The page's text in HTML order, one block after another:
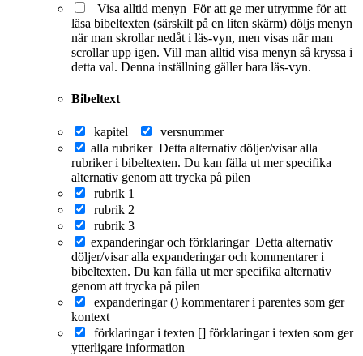
Visa alltid menyn För att ge mer utrymme för att
läsa bibeltexten (särskilt på en liten skärm) döljs menyn
när man skrollar nedåt i läs-vyn, men visas när man
scrollar upp igen. Vill man alltid visa menyn så kryssa i
detta val. Denna inställning gäller bara läs-vyn.
Bibeltext
kapitel
versnummer
alla rubriker Detta alternativ döljer/visar alla
rubriker i bibeltexten. Du kan fälla ut mer specifika
alternativ genom att trycka på pilen
rubrik 1
rubrik 2
rubrik 3
expanderingar och förklaringar Detta alternativ
döljer/visar alla expanderingar och kommentarer i
bibeltexten. Du kan fälla ut mer specifika alternativ
genom att trycka på pilen
expanderingar () kommentarer i parentes som ger
kontext
förklaringar i texten [] förklaringar i texten som ger
ytterligare information